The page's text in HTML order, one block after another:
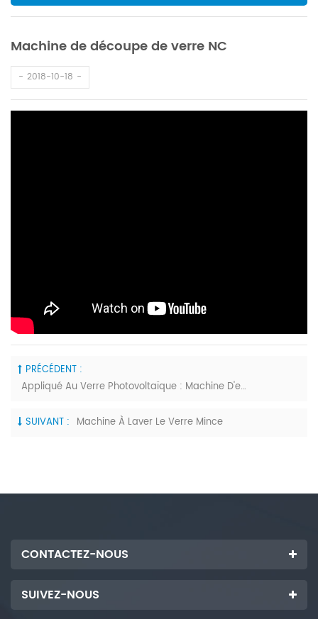
Machine de découpe de verre NC
2018-10-18
PRÉCÉDENT :
Appliqué Au Verre Photovoltaïque : Machine D'enlèvement Du Papier, Table De Chargement, Table De Transfert
SUIVANT : Machine À Laver Le Verre Mince
CONTACTEZ-NOUS
SUIVEZ-NOUS